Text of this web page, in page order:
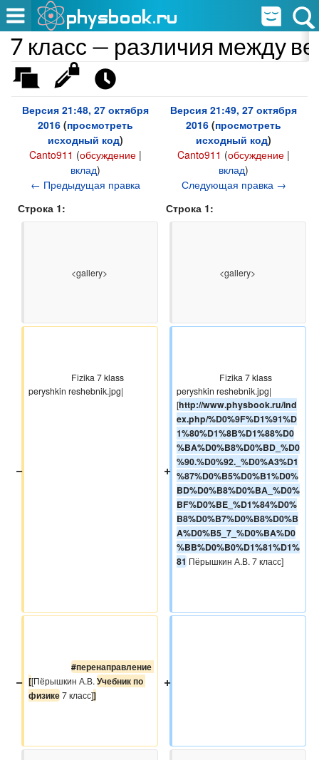
7 класс — различия между
Версия 21:48, 27 октября
2016 (просмотреть
исходный код)
Canto911 (обсуждение |
вклад)
← Предыдущая правка
Версия 21:49, 27 октября
2016 (просмотреть
исходный код)
Canto911 (обсуждение |
вклад)
Следующая правка →
Строка 1:
Строка 1:
−
peryshkin reshebnik.jpg|
+
peryshkin reshebnik.jpg|
[http://www.physbook.ru/ind
ex.php/%D0%9F%D1%91%D
1%80%D1%8B%D1%88%D0
%BA%D0%B8%D0%BD_%D0
%90.%D0%92._%D0%A3%D1
%87%D0%B5%D0%B1%D0%
BD%D0%B8%D0%BA_%D0%
BF%D0%BE_%D1%84%D0%
B8%D0%B7%D0%B8%D0%B
A%D0%B5_7_%D0%BA%D0
%BB%D0%B0%D1%81%D1%
81 Пёрышкин А.В. 7 класс]
−
#перенаправление
[[Пёрышкин А.В. Учебник по
физике 7 класс]]
+